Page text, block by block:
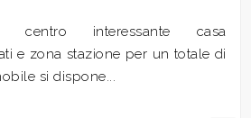
centro interessante casa
e zona stazione per un totale di
si dispone...